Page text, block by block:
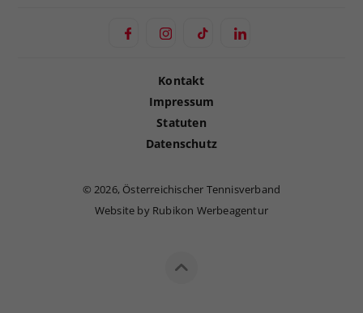
Kontakt
Impressum
Statuten
Datenschutz
©2026, Österreichischer Tennisverband
Website by Rubikon Werbeagentur